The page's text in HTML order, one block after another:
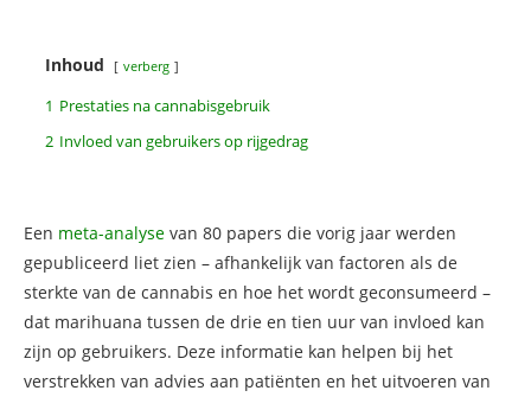
Inhoud verberg
1 Prestaties na cannabisgebruik
2 Invloed van gebruikers op rijgedrag
Een meta-analyse van 80 papers die vorig jaar werden
gepubliceerd liet zien – afhankelijk van factoren als de
sterkte van de cannabis en hoe het wordt geconsumeerd –
dat marihuana tussen de drie en tien uur van invloed kan
zijn op gebruikers. Deze informatie kan helpen bij het
verstrekken van advies aan patiënten en het uitvoeren van